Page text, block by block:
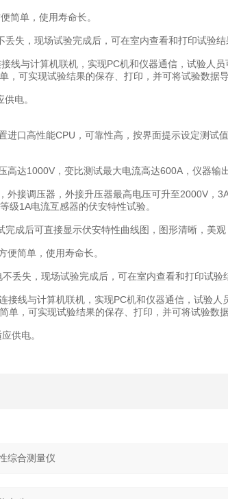
简单，使用寿命长。
失，现场试验完成后，可在室内查看和打印试验结
线与计算机联机，实现PC机和仪器通信，试验人
，可实现试验结果的保存、打印，并可将试验数据
电。
进口高性能CPU，可靠性高，按界面提示设定测试
达1000V，变比测试最大电流高达600A，仪器输出
外接调压器，外接升压器最高电压可升至2000V，
级1A电流互感器的伏安特性试验。
成后可直接显示伏安特性曲线图，图形清晰，美
便简单，使用寿命长。
丢失，现场试验完成后，可在室内查看和打印试验
接线与计算机联机，实现PC机和仪器通信，试验
单，可实现试验结果的保存、打印，并可将试验数
供电。